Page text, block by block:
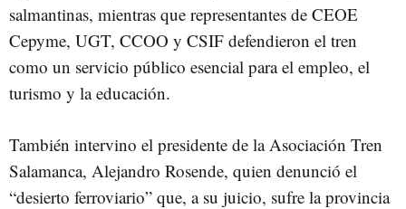
salmantinas, mientras que representantes de CEOE
Cepyme, UGT, CCOO y CSIF defendieron el tren
como un servicio público esencial para el empleo, el
turismo y la educación.
También intervino el presidente de la Asociación Tren
Salamanca, Alejandro Rosende, quien denunció el
“desierto ferroviario” que, a su juicio, sufre la provincia